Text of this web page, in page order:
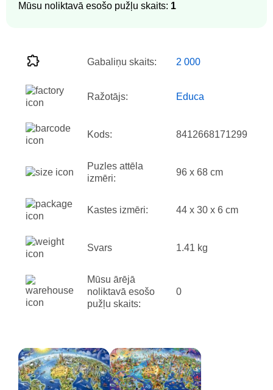
Mūsu noliktavā esošo pužļu skaits: 1
Gabaliņu skaits: 2 000
Ražotājs: Educa
Kods: 8412668171299
Puzles attēla
izmēri:
96 x 68 cm
Kastes izmēri: 44 x 30 x 6 cm
Svars 1.41 kg
Mūsu ārējā
noliktavā esošo
pužļu skaits:
0